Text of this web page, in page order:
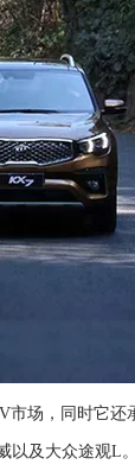
市场，同时它
以及大众途观L